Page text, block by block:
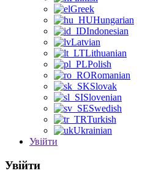
Greek
Hungarian
Indonesian
Latvian
Lithuanian
Polish
Romanian
Slovak
Slovenian
Swedish
Turkish
Ukrainian
Увійти
Увійти